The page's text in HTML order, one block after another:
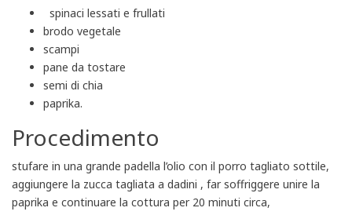
spinaci lessati e frullati
brodo vegetale
scampi
pane da tostare
semi di chia
paprika.
Procedimento
stufare in una grande padella l’olio con il porro tagliato sottile,
aggiungere la zucca tagliata a dadini , far soffriggere unire la
paprika e continuare la cottura per 20 minuti circa,